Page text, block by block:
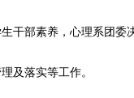
干部素养，心理系团委
及落实等工作。